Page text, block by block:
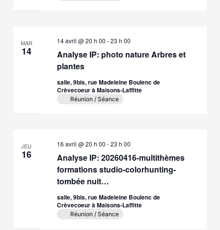
MAR
14
Analyse IP: photo nature Arbres et
plantes
14 avril @ 20 h 00 -23 h 00
salle, 9bis, rue Madeleine Boulenc de
Crèvecoeur à Maisons-Laffitte
Réunion / Séance
JEU
16
Analyse IP: 20260416-multithèmes
formations studio-colorhunting-
tombée nuit…
16 avril @ 20 h 00 -23 h 00
salle, 9bis, rue Madeleine Boulenc de
Crèvecoeur à Maisons-Laffitte
Réunion / Séance